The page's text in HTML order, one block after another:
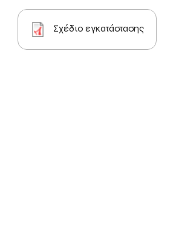
Σχέδιο εγκατάστασης